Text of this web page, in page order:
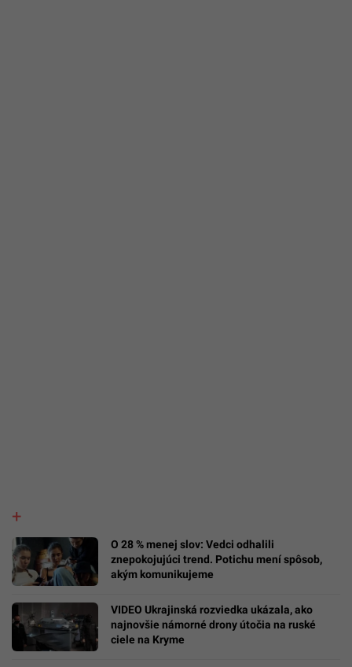
O 28 % menej slov: Vedci odhalili
znepokojujúci trend. Potichu mení spôsob,
akým komunikujeme
VIDEO Ukrajinská rozviedka ukázala, ako
najnovšie námorné drony útočia na ruské
ciele na Kryme